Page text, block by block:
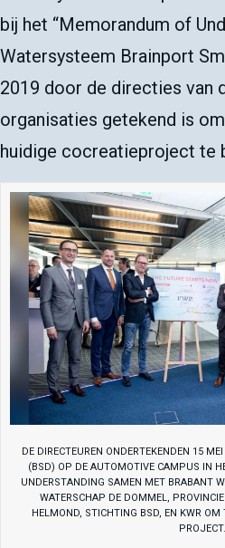
bij het “Memorandum of
Watersysteem Brainport
2019 door de directies van
organisaties getekend is
huidige cocreatieproject te
DE DIRECTEUREN ONDERTEKENDEN 15
(BSD) OP DE AUTOMOTIVE CAMPUS IN
UNDERSTANDING SAMEN MET BRABANT
WATERSCHAP DE DOMMEL,
HELMOND, STICHTING BSD, EN KWR
PROJECT.